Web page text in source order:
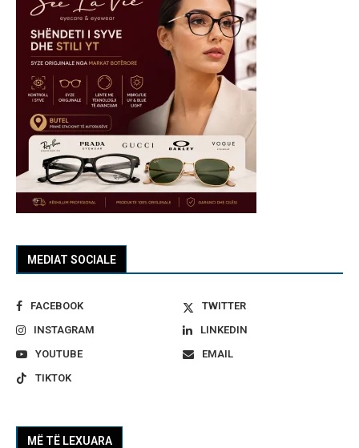
MEDIAT SOCIALE
FACEBOOK
TWITTER
INSTAGRAM
LINKEDIN
YOUTUBE
EMAIL
TIKTOK
MË TË LEXUARA